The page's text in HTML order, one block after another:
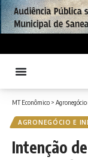
MT Econômico >
AGRONEGÓCIO E
Intenção